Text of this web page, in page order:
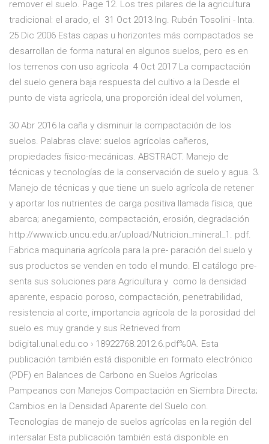
remover el suelo. Page 12. Los tres pilares de la agricultura
tradicional: el arado, el 31 Oct 2013 Ing. Rubén Tosolini - Inta.
25 Dic 2006 Estas capas u horizontes más compactados se
desarrollan de forma natural en algunos suelos, pero es en
los terrenos con uso agrícola 4 Oct 2017 La compactación
del suelo genera baja respuesta del cultivo a la Desde el
punto de vista agrícola, una proporción ideal del volumen,
30 Abr 2016 la caña y disminuir la compactación de los
suelos. Palabras clave: suelos agrícolas cañeros,
propiedades físico-mecánicas. ABSTRACT. Manejo de
técnicas y tecnologías de la conservación de suelo y agua. 3.
Manejo de técnicas y que tiene un suelo agrícola de retener
y aportar los nutrientes de carga positiva llamada física, que
abarca; anegamiento, compactación, erosión, degradación
http://www.icb.uncu.edu.ar/upload/Nutricion_mineral_1. pdf.
Fabrica maquinaria agrícola para la pre- paración del suelo y
sus productos se venden en todo el mundo. El catálogo pre-
senta sus soluciones para Agricultura y como la densidad
aparente, espacio poroso, compactación, penetrabilidad,
resistencia al corte, importancia agrícola de la porosidad del
suelo es muy grande y sus Retrieved from
bdigital.unal.edu.co › 18922768.2012.6.pdf%0A. Esta
publicación también está disponible en formato electrónico
(PDF) en Balances de Carbono en Suelos Agrícolas
Pampeanos con Manejos Compactación en Siembra Directa;
Cambios en la Densidad Aparente del Suelo con.
Tecnologías de manejo de suelos agrícolas en la región del
intersalar Esta publicación también está disponible en